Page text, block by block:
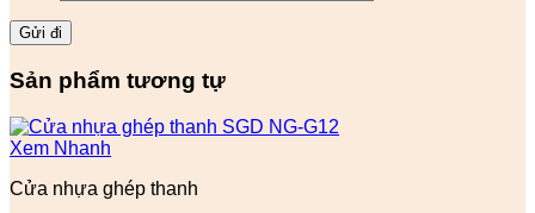
Sản phẩm tương tự
Xem Nhanh
Cửa nhựa ghép thanh